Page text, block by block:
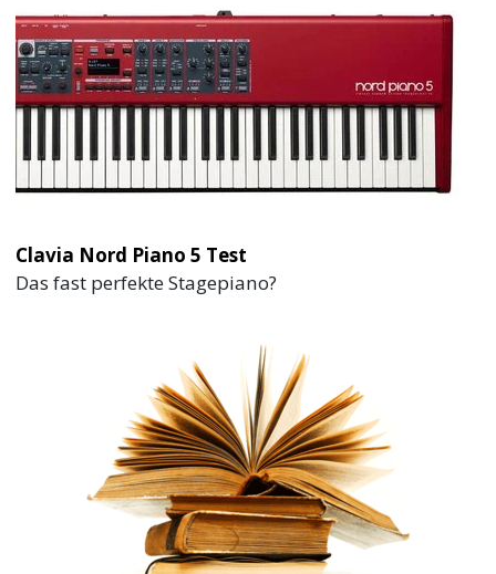
Clavia Nord Piano 5 Test
Das fast perfekte Stagepiano?